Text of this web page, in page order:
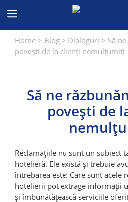
Home > Blog > Dialoguri > Să
povești de la clienți nemulțumiți
Să ne
povești de
Reclamațiile nu sunt un subiect
hotelieră. Ele există și trebuie
întrebarea este: Care sunt acele
hotelierii pot extrage informații
și îmbunătățească serviciile